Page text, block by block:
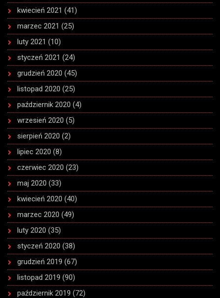
kwiecień 2021 (41)
marzec 2021 (25)
luty 2021 (10)
styczeń 2021 (24)
grudzień 2020 (45)
listopad 2020 (25)
październik 2020 (4)
wrzesień 2020 (5)
sierpień 2020 (2)
lipiec 2020 (8)
czerwiec 2020 (23)
maj 2020 (33)
kwiecień 2020 (40)
marzec 2020 (49)
luty 2020 (35)
styczeń 2020 (38)
grudzień 2019 (67)
listopad 2019 (90)
październik 2019 (72)